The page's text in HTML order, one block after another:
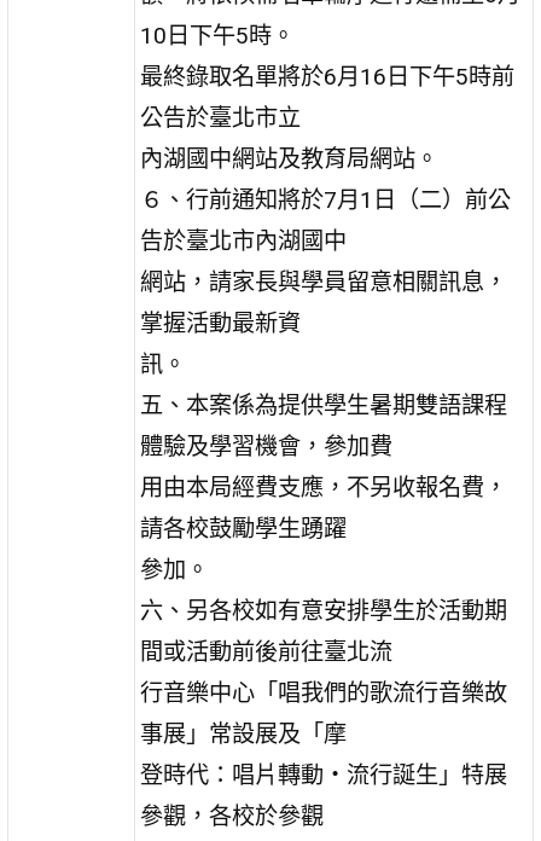
10日下午5時。
最終錄取名單將於6月16日下午5時前
公告於臺北市立
內湖國中網站及教育局網站。
６、行前通知將於7月1日（二）前公
告於臺北市內湖國中
網站，請家長與學員留意相關訊息，
掌握活動最新資
訊。
五、本案係為提供學生暑期雙語課程
體驗及學習機會，參加費
用由本局經費支應，不另收報名費，
請各校鼓勵學生踴躍
參加。
六、另各校如有意安排學生於活動期
間或活動前後前往臺北流
行音樂中心「唱我們的歌流行音樂故
事展」常設展及「摩
登時代：唱片轉動‧流行誕生」特展
參觀，各校於參觀